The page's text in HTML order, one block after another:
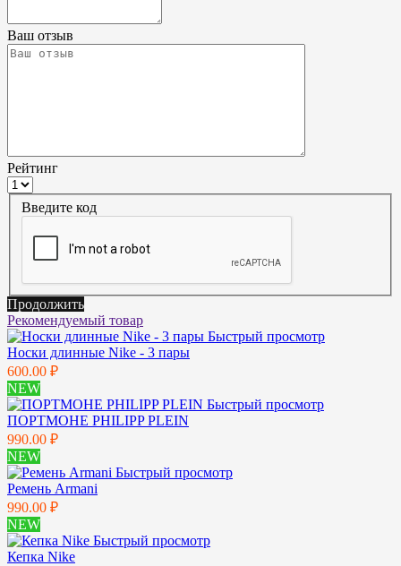
Ваш отзыв
Рейтинг
Введите код
Продолжить
Рекомендуемый товар
Быстрый просмотр
Носки длинные Nike - 3 пары
600.00 ₽
NEW
Быстрый просмотр
ПОРТМОНЕ PHILIPP PLEIN
990.00 ₽
NEW
Быстрый просмотр
Ремень Armani
990.00 ₽
NEW
Быстрый просмотр
Кепка Nike